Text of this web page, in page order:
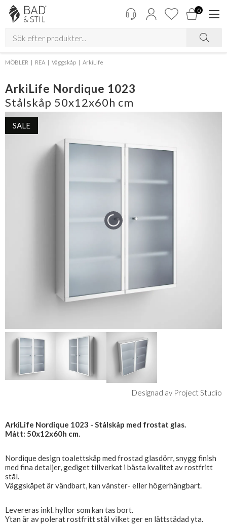
0
MÖBLER REA Väggskåp ArkiLife
ArkiLife Nordique 1023
Stålskåp 50x12x60h cm
SALE
Designad av Project Studio
ArkiLife Nordique 1023 - Stålskåp med frostat glas.
Mått: 50x12x60h cm.
Nordique design toalettskåp med frostad glasdörr, snygg finish
med fina detaljer, gediget tillverkat i bästa kvalitet av rostfritt
stål.
Väggskåpet är vändbart, kan vänster- eller högerhängbart.
Levereras inkl. hyllor som kan tas bort.
Ytan är av polerat rostfritt stål vilket ger en lättstädad yta.